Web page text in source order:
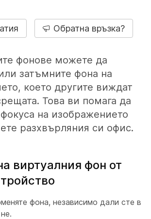
Обратна връзка?
фонове можете да
затъмните фона на
което другите виждат
Това ви помага да
на изображението
разхвърляния си офис.
виртуалния фон от
фона, независимо дали сте в